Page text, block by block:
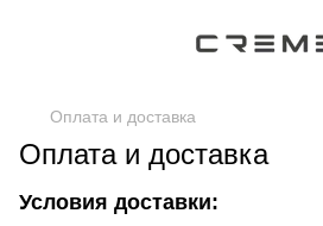
Оплата и доставка
Оплата и доставка
Условия доставки: